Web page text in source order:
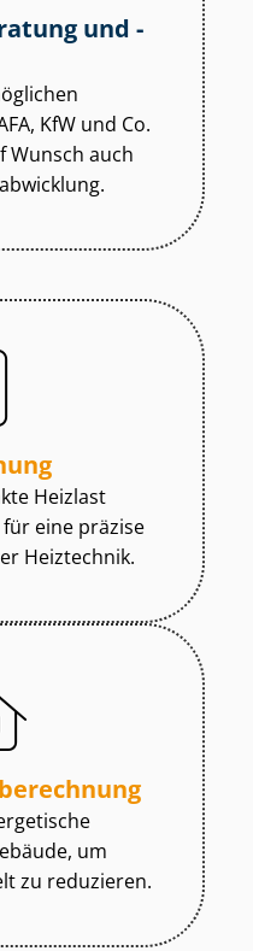
und -
KfW und Co.
Wunsch auch
Heizlast
für eine präzise
Heiztechnik.
um
zu reduzieren.